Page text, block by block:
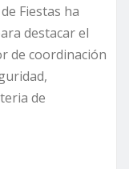
Fiestas ha
destacar el
de coordinación
de